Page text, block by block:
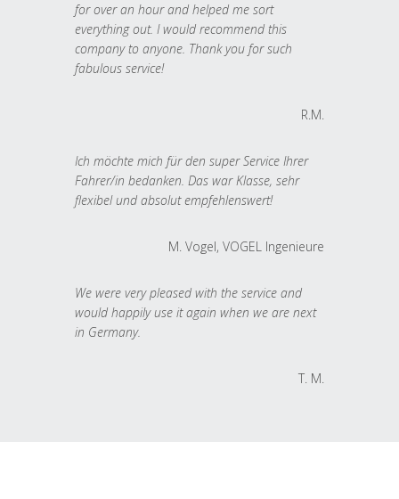
for over an hour and helped me sort
everything out. I would recommend this
company to anyone. Thank you for such
fabulous service!
R.M.
Ich möchte mich für den super Service Ihrer
Fahrer/in bedanken. Das war Klasse, sehr
flexibel und absolut empfehlenswert!
M. Vogel, VOGEL Ingenieure
We were very pleased with the service and
would happily use it again when we are next
in Germany.
T. M.